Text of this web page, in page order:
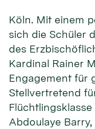
Köln. Mit einem
sich die Schüler
des
Kardinal Rainer
Engagement für
Stellvertretend
Abdoulaye